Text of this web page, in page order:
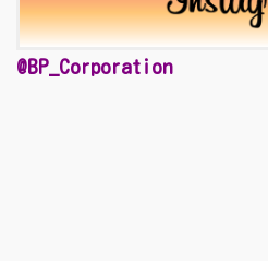
@BP_Corporation